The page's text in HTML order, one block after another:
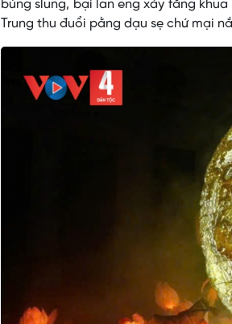
búng slung, bại lan eng xày fằng
Trung thu đuổi pằng dạu sẹ chứ mại